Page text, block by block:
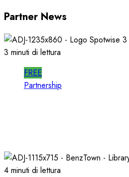
Partner News
3 minuti di lettura
FREE
Partnership
4 minuti di lettura